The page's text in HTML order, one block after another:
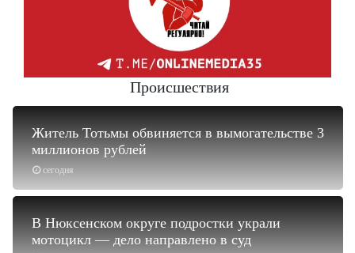
Происшествия
сегодня
Житель Тотьмы обвиняется в вымогательстве 3
миллионов рублей
В Нюксенском округе подростки украли
мотоцикл — дело направлено в суд